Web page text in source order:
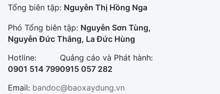
Tổng biên tập: Nguyễn Thị Hồng Nga
Phó Tổng biên tập: Nguyễn Sơn Tùng,
Nguyễn Đức Thắng, La Đức Hùng
Hotline:
0901 514 799
Quảng cáo và Phát hành:
0915 057 282
Email: bandoc@baoxaydung.vn